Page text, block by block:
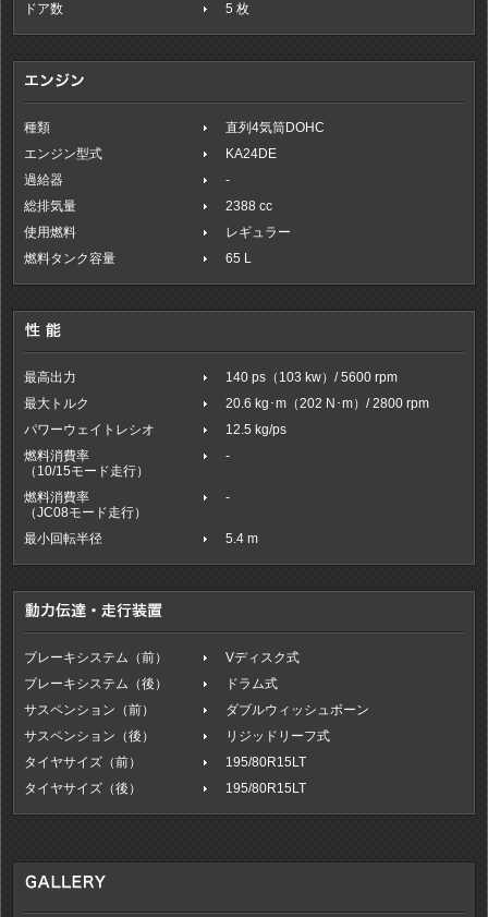
ドア数
5 枚
最高出力
140 ps（103 kw）/ 5600 rpm
最大トルク
20.6 kg･m（202 N･m）/ 2800 rpm
パワーウェイトレシオ
12.5 kg/ps
燃料消費率
（10/15モード走行）
-
燃料消費率
（JC08モード走行）
-
最小回転半径 5.4 m
種類
直列4気筒DOHC
エンジン型式
KA24DE
過給器
-
総排気量
2388 cc
使用燃料
レギュラー
燃料タンク容量
65 L
ブレーキシステム（前）
Vディスク式
ブレーキシステム（後）
ドラム式
サスペンション（前）
ダブルウィッシュボーン
サスペンション（後）
リジッドリーフ式
タイヤサイズ（前）
195/80R15LT
タイヤサイズ（後）
195/80R15LT